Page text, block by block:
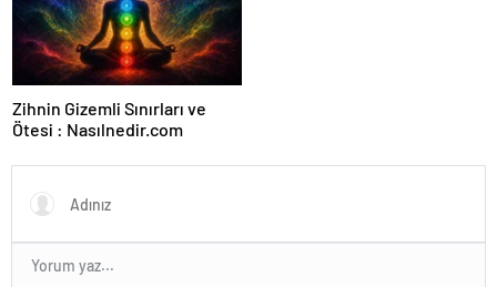
Zihnin Gizemli Sınırları ve
Ötesi : Nasılnedir.com